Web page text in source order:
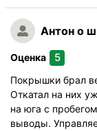
оставаясь в
это нормальные
вождения.
Автомобиль:
Размер: 215/55
Купите опять?:
Город: Москва
Антон о
Оценка 5
Покрышки брал
Откатал на них
на юга с
выводы.